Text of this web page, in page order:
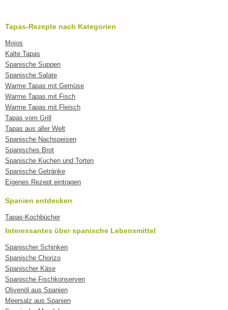
Tapas-Rezepte nach Kategorien
Mojos
Kalte Tapas
Spanische Suppen
Spanische Salate
Warme Tapas mit Gemüse
Warme Tapas mit Fisch
Warme Tapas mit Fleisch
Tapas vom Grill
Tapas aus aller Welt
Spanische Nachspeisen
Spanisches Brot
Spanische Kuchen und Torten
Spanische Getränke
Eigenes Rezept eintragen
Spanien entdecken
Tapas-Kochbücher
Interessantes über spanische Lebensmittel
Spanischer Schinken
Spanische Chorizo
Spanischer Käse
Spanische Fischkonserven
Olivenöl aus Spanien
Meersalz aus Spanien